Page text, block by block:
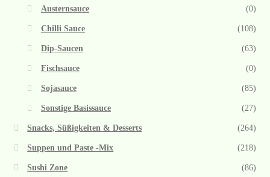
Austernsauce (0)
Chilli Sauce (108)
Dip-Saucen (63)
Fischsauce (0)
Sojasauce (85)
Sonstige Basissauce (27)
Snacks, Süßigkeiten & Desserts (264)
Suppen und Paste -Mix (218)
Sushi Zone (86)